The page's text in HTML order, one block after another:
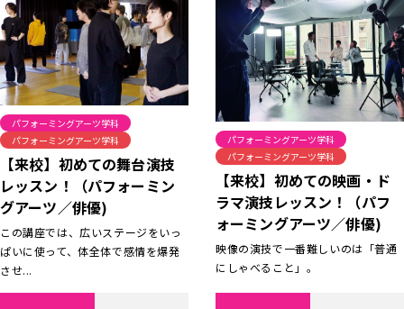
パフォーミングアーツ学科
パフォーミングアーツ学科
【来校】初めての舞台演技
レッスン！（パフォーミン
グアーツ／俳優)
この講座では、広いステージをいっ
ぱいに使って、体全体で感情を爆発
させ...
パフォーミングアーツ学科
パフォーミングアーツ学科
【来校】初めての映画・ド
ラマ演技レッスン！（パフ
ォーミングアーツ／俳優)
映像の演技で一番難しいのは「普通
にしゃべること」。